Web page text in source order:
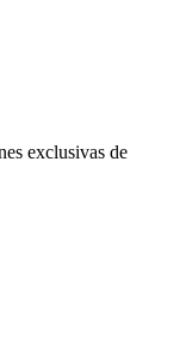
exclusivas de